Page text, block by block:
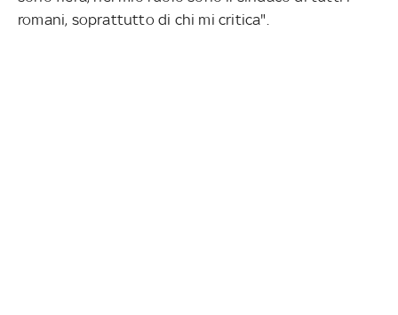
romani, soprattutto di chi mi critica".